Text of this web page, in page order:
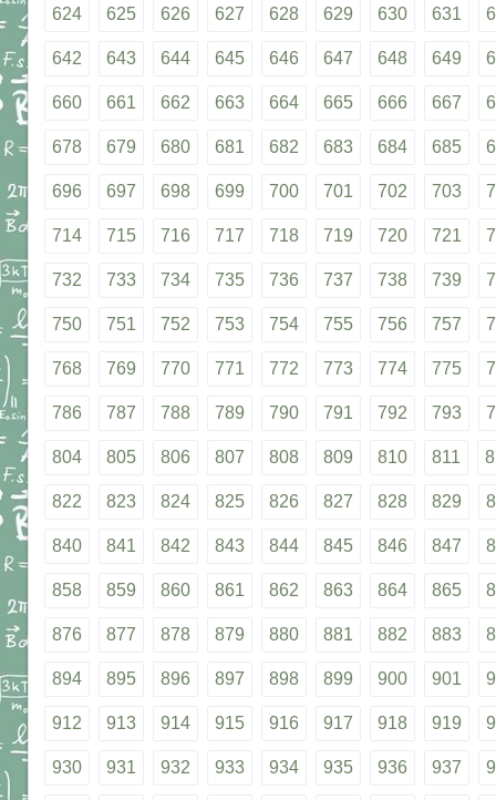
624 625 626 627 628 629 630 631
642 643 644 645 646 647 648 649
660 661 662 663 664 665 666 667
678 679 680 681 682 683 684 685
696 697 698 699 700 701 702 703
714 715 716 717 718 719 720 721
732 733 734 735 736 737 738 739
750 751 752 753 754 755 756 757
768 769 770 771 772 773 774 775
786 787 788 789 790 791 792 793
804 805 806 807 808 809 810 811
822 823 824 825 826 827 828 829
840 841 842 843 844 845 846 847
858 859 860 861 862 863 864 865
876 877 878 879 880 881 882 883
894 895 896 897 898 899 900 901
912 913 914 915 916 917 918 919
930 931 932 933 934 935 936 937